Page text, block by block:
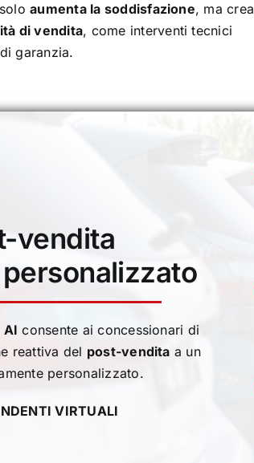
soloaumenta la soddisfazione, ma crea
di vendita, come interventi tecnici
garanzia.
vendita
AI consente ai concessionari di
reattiva del post-vendita a un
personalizzato.
VIRTUALI